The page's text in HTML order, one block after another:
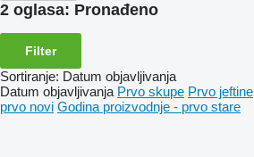
2 oglasa: Pronađeno
Filter
Sortiranje: Datum objavljivanja
Datum objavljivanja Prvo skupe Prvo jeftine
prvo novi Godina proizvodnje - prvo stare